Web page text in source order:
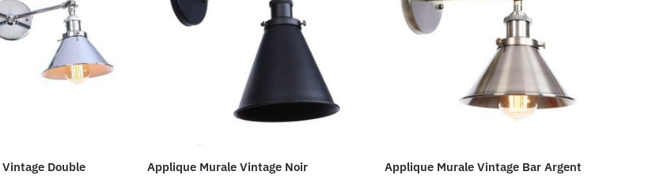
Double
Applique Murale Vintage Noir Applique Murale Vintage Bar Argent